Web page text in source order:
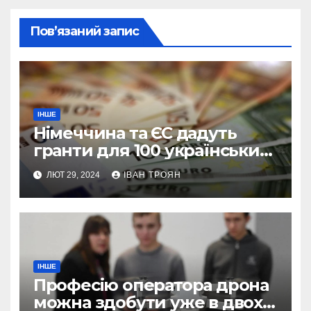
Пов’язаний запис
ІНШЕ
Німеччина та ЄС дадуть
гранти для 100 українських
підприємств
ЛЮТ 29, 2024 ІВАН ТРОЯН
ІНШЕ
Професію оператора дрона
можна здобути уже в двох